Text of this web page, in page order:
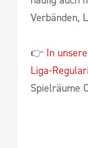
Verbänden,
👉 In
Liga-
Spielräume